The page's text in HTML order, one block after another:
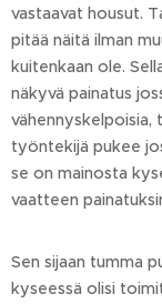
vastaavat housut.
pitää näitä ilman
kuitenkaan ole.
näkyvä painatus
vähennyskelpoisia,
työntekijä pukee
se on mainosta
vaatteen
Sen sijaan tumma
kyseessä olisi